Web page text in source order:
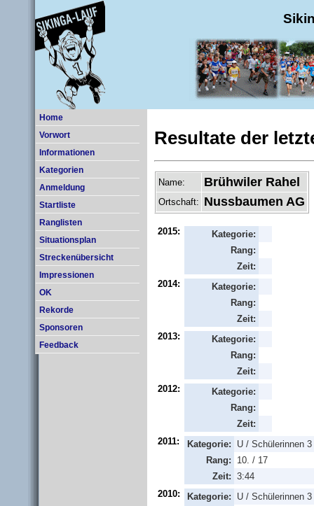
Home
Vorwort
Informationen
Kategorien
Anmeldung
Startliste
Ranglisten
Situationsplan
Streckenübersicht
Impressionen
OK
Rekorde
Sponsoren
Feedback
Resultate der
Name: Brühwiler Rahel
Ortschaft: Nussbaumen AG
2015:
Kategorie:
Rang:
Zeit:
2014:
Kategorie:
Rang:
Zeit:
2013:
Kategorie:
Rang:
Zeit:
2012:
Kategorie:
Rang:
Zeit:
2011:
Kategorie:
U / Schülerinnen 3
Rang:
10. / 17
Zeit: 3:44
2010:
Kategorie:
U / Schülerinnen 3